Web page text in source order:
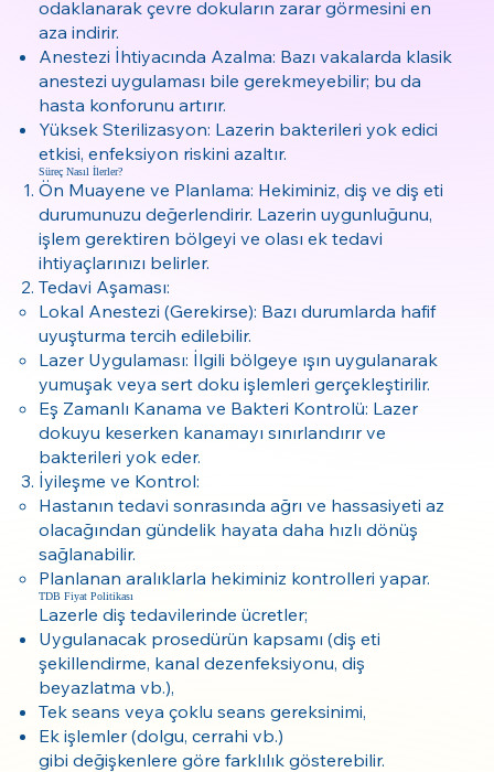
odaklanarak çevre dokuların zarar görmesini en
aza indirir.
Anestezi İhtiyacında Azalma: Bazı vakalarda klasik
anestezi uygulaması bile gerekmeyebilir; bu da
hasta konforunu artırır.
Yüksek Sterilizasyon: Lazerin bakterileri yok edici
etkisi, enfeksiyon riskini azaltır.
Süreç Nasıl İlerler?
Ön Muayene ve Planlama: Hekiminiz, diş ve diş eti
durumunuzu değerlendirir. Lazerin uygunluğunu,
işlem gerektiren bölgeyi ve olası ek tedavi
ihtiyaçlarınızı belirler.
Tedavi Aşaması:
Lokal Anestezi (Gerekirse): Bazı durumlarda hafif
uyuşturma tercih edilebilir.
Lazer Uygulaması: İlgili bölgeye ışın uygulanarak
yumuşak veya sert doku işlemleri gerçekleştirilir.
Eş Zamanlı Kanama ve Bakteri Kontrolü: Lazer
dokuyu keserken kanamayı sınırlandırır ve
bakterileri yok eder.
İyileşme ve Kontrol:
Hastanın tedavi sonrasında ağrı ve hassasiyeti az
olacağından gündelik hayata daha hızlı dönüş
sağlanabilir.
Planlanan aralıklarla hekiminiz kontrolleri yapar.
TDB Fiyat Politikası
Lazerle diş tedavilerinde ücretler;
Uygulanacak prosedürün kapsamı (diş eti
şekillendirme, kanal dezenfeksiyonu, diş
beyazlatma vb.),
Tek seans veya çoklu seans gereksinimi,
Ek işlemler (dolgu, cerrahi vb.)
gibi değişkenlere göre farklılık gösterebilir.